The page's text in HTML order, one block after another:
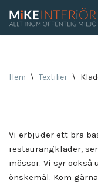
Hem \ Textilier \
Vi erbjuder ett bra
restaurangkläder,
mössor. Vi syr
önskemål. Kom